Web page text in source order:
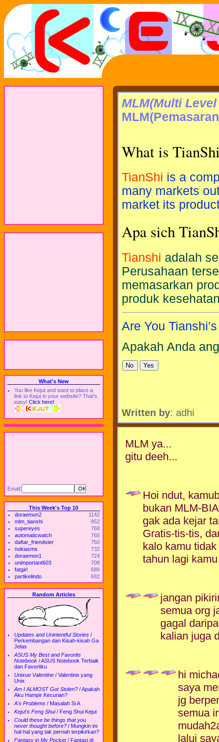
What's New
You like Kejut and want to place a
link to Kejut in your website? That's
easy! Click here!
Email:
This Week's Top 10
doraemon2
1142
mlm_tianshi
852
supereyes
768
automaticwatch
765
daftar_friendster
750
nokiasms
732
doraemon1
724
unimportant603
708
fatgirl
689
partikelindo
682
Random Articles
Updates and Unintentful Stories /
Perkembangan dan Kisah-kisah Ga
Jelas
ASUS My Best and Favorite
Notebook /ASUS Notebook Terbaik
dan Favoritku
Unixue Valentine / Valentine yang
Unix
Am I ALMOST Got Stolen? /Apakah
Aku Hampir Kecurian?
A's Problems / Masalah Si A
Kejut's Feng Shui/ Feng Shui Kejut
Could these be things that you
never thought before? / Mungkin ini
hal-hal yang tak pernah terpikirkan?
Fantasy in My Pocket/ Fantasi di
MLM(Multi
What is
TianShi is a
many markets
market its
Apa sich
Tianshi adalah
Perusahaan
memasarkan
produk
Are You
Apakah Anda
Written by: adhi
MLM ya...
gitu deeh...
Hoi ndut,
bukan MLM-
gak ada kejar
Gratis-tis-tis,
kalo kamu
tahun lagi
jangan
semua org
gagal
kalian juga
hi
saya
jg
semua
lalui